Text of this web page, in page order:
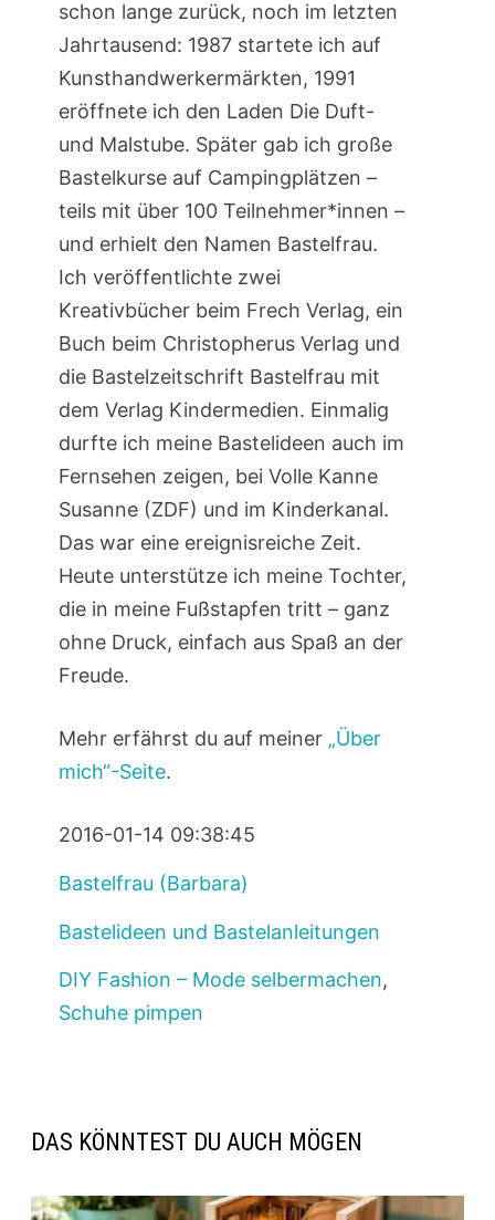
schon lange zurück, noch im letzten
Jahrtausend: 1987 startete ich auf
Kunsthandwerkermärkten, 1991
eröffnete ich den Laden Die Duft-
und Malstube. Später gab ich große
Bastelkurse auf Campingplätzen –
teils mit über 100 Teilnehmer*innen –
und erhielt den Namen Bastelfrau.
Ich veröffentlichte zwei
Kreativbücher beim Frech Verlag, ein
Buch beim Christopherus Verlag und
die Bastelzeitschrift Bastelfrau mit
dem Verlag Kindermedien. Einmalig
durfte ich meine Bastelideen auch im
Fernsehen zeigen, bei Volle Kanne
Susanne (ZDF) und im Kinderkanal.
Das war eine ereignisreiche Zeit.
Heute unterstütze ich meine Tochter,
die in meine Fußstapfen tritt – ganz
ohne Druck, einfach aus Spaß an der
Freude.
Mehr erfährst du auf meiner „Über
mich“-Seite.
2016-01-14 09:38:45
Bastelfrau (Barbara)
Bastelideen und Bastelanleitungen
DIY Fashion – Mode selbermachen,
Schuhe pimpen
DAS KÖNNTEST DU AUCH MÖGEN